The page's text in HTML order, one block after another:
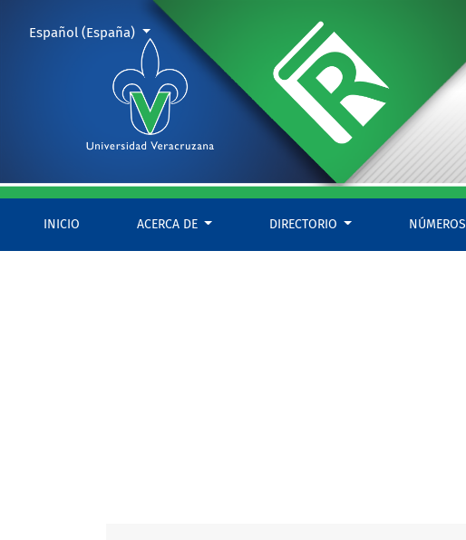
INICIO ACERCA DE DIRECTORIO NÚMEROS
Cambiar el idioma. El actual es:
Español (España)